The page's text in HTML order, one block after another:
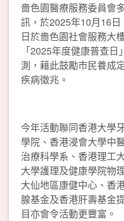
嗇色園醫療服務委員會
訊，於2025年10月16
日於嗇色園社會服務大
「2025年度健康普查
測，藉此鼓勵市民養成
疾病徵兆。
今年活動聯同香港大學
學院、香港浸會大學中
治療科學系、香港理工
大學護理及健康學院物
大仙地區康健中心、香
腺基金及香港肝壽基金
目亦會令活動更豐富。